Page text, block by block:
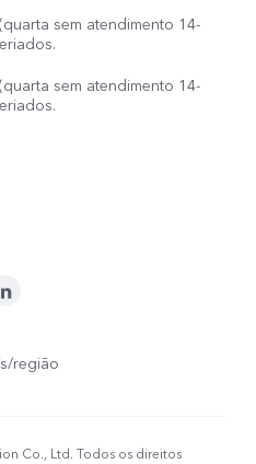
sem atendimento 14-
sem atendimento 14-
região
Co., Ltd. Todos os direitos